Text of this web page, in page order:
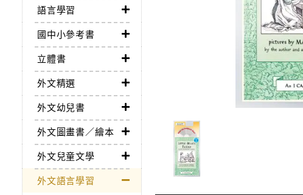
語言學習
國中小參考書
立體書
外文精選
外文幼兒書
外文圖畫書／繪本
外文兒童文學
外文語言學習